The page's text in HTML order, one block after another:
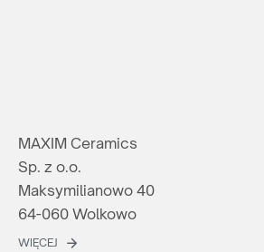
MAXIM Ceramics
Sp. z o.o.
Maksymilianowo 40
64-060 Wolkowo
WIĘCEJ